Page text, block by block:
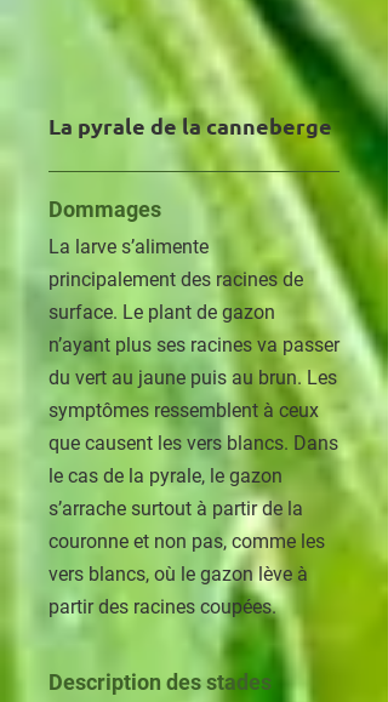
La pyrale de la canneberge
Dommages
La larve s’alimente
principalement des racines de
surface. Le plant de gazon
n’ayant plus ses racines va passer
du vert au jaune puis au brun. Les
symptômes ressemblent à ceux
que causent les vers blancs. Dans
le cas de la pyrale, le gazon
s’arrache surtout à partir de la
couronne et non pas, comme les
vers blancs, où le gazon lève à
partir des racines coupées.
Description des stades